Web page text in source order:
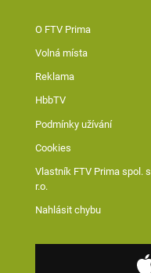
O FTV Prima
Volná místa
Reklama
HbbTV
Podmínky užívání
Cookies
Vlastník FTV Prima spol. s
r.o.
Nahlásit chybu